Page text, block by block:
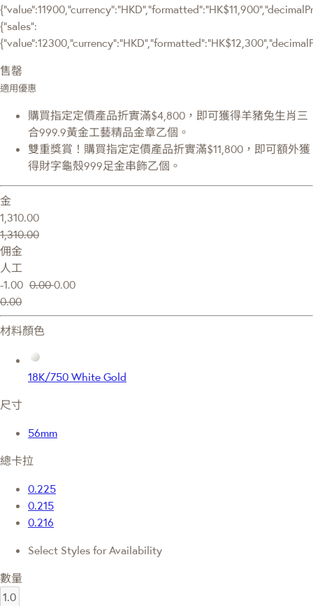
{"sales":
售罄
適用優惠
購買指定定價產品折實滿$4,800，即可獲得羊豬兔生肖三
合999.9黃金工藝精品金章乙個。
雙重獎賞！購買指定定價產品折實滿$11,800，即可額外獲
得財字龜殼999足金串飾乙個。
金
1,310.00
1,310.00
佣金
人工
-1.00 0.000.00
0.00
材料顏色
18K/750 White Gold
尺寸
56mm
總卡拉
0.225
0.215
0.216
Select Styles for Availability
數量